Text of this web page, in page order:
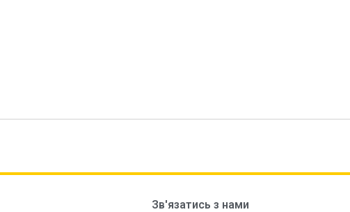
Зв'язатись з нами